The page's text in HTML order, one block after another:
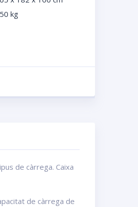
kg
de càrrega. Caixa
de càrrega de